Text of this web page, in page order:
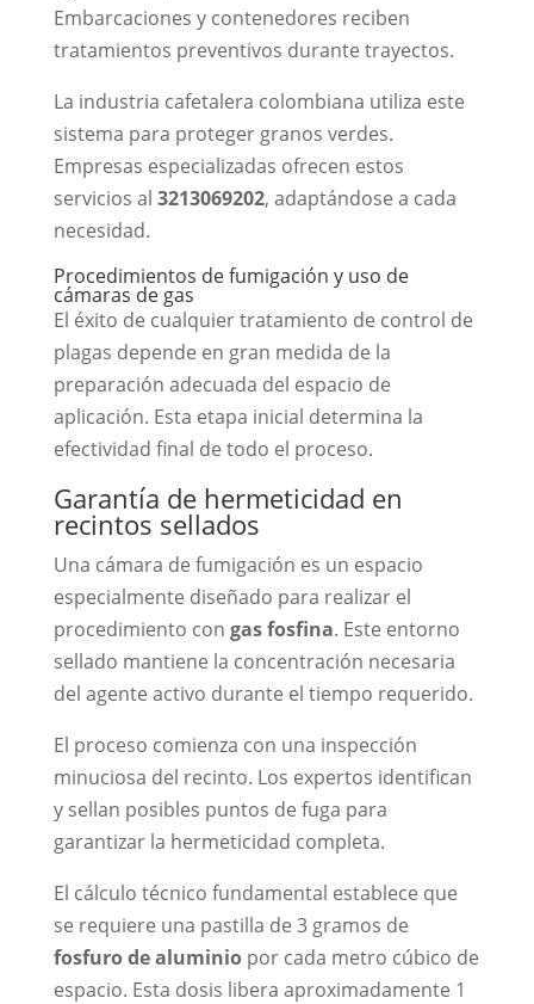
Embarcaciones y contenedores reciben
tratamientos preventivos durante trayectos.
La industria cafetalera colombiana utiliza este
sistema para proteger granos verdes.
Empresas especializadas ofrecen estos
servicios al 3213069202, adaptándose a cada
necesidad.
Procedimientos de fumigación y uso de
cámaras de gas
El éxito de cualquier tratamiento de control de
plagas depende en gran medida de la
preparación adecuada del espacio de
aplicación. Esta etapa inicial determina la
efectividad final de todo el proceso.
Garantía de hermeticidad en
recintos sellados
Una cámara de fumigación es un espacio
especialmente diseñado para realizar el
procedimiento con gas fosfina. Este entorno
sellado mantiene la concentración necesaria
del agente activo durante el tiempo requerido.
El proceso comienza con una inspección
minuciosa del recinto. Los expertos identifican
y sellan posibles puntos de fuga para
garantizar la hermeticidad completa.
El cálculo técnico fundamental establece que
se requiere una pastilla de 3 gramos de
fosfuro de aluminiopor cada metro cúbico de
espacio. Esta dosis libera aproximadamente 1